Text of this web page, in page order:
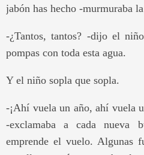
jabón has hecho -murmuraba
-¿Tantos, tantos? -dijo el
pompas con toda esta agua.
Y el niño sopla que sopla.
-¡Ahí vuela un año, ahí vuela
-exclamaba a cada nueva
emprende el vuelo. Algunas